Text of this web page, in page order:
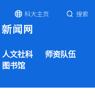
科大主页 搜索
人文社科
师资队伍
图书馆